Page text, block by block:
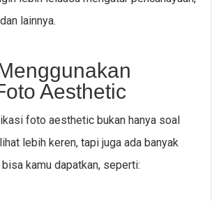
lainnya.
Aesthetic
foto aesthetic bukan hanya soal
lebih keren, tapi juga ada banyak
kamu dapatkan, seperti: